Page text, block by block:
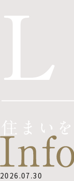
2026.07.30